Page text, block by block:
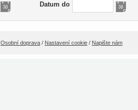
Datum do
Osobní doprava / Nastavení cookie / Napište nám